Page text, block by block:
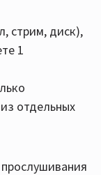
стрим, диск),
1
отдельных